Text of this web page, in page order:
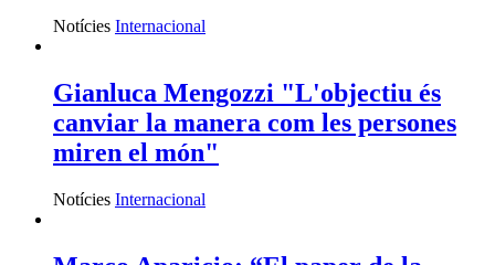
Notícies Internacional
Gianluca Mengozzi "L'objectiu és
canviar la manera com les persones
miren el món"
Notícies Internacional